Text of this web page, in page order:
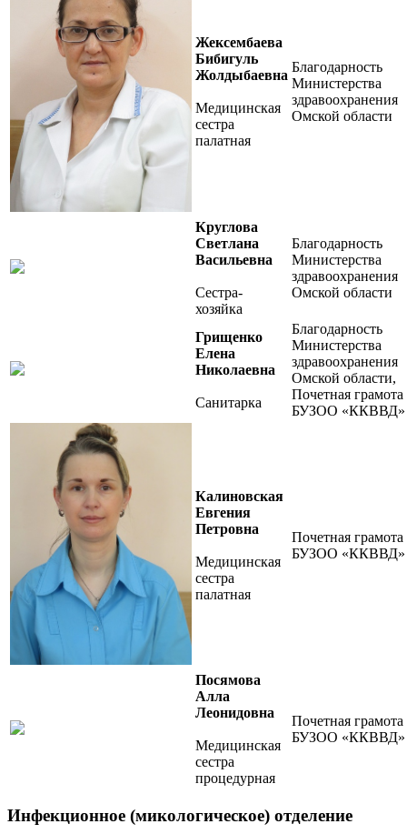
Жексембаева
Бибигуль
Жолдыбаевна
Медицинская
сестра
палатная
Благодарность
Министерства
здравоохранения
Омской области
Круглова
Светлана
Васильевна
Сестра-
хозяйка
Благодарность
Министерства
здравоохранения
Омской области
Грищенко
Елена
Николаевна
Санитарка
Благодарность
Министерства
здравоохранения
Омской области,
Почетная грамота
БУЗОО «ККВВД»
Калиновская
Евгения
Петровна
Медицинская
сестра
палатная
Почетная грамота
БУЗОО «ККВВД»
Посямова
Алла
Леонидовна
Медицинская
сестра
процедурная
Почетная грамота
БУЗОО «ККВВД»
Инфекционное (микологическое) отделение